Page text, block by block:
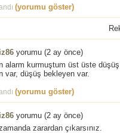
(yorumu göster)
yorumu (2 ay önce)
alarm kurmuştum üst üste
var, düşüş bekleyen var.
(yorumu göster)
yorumu (2 ay önce)
zarardan çıkarsınız.